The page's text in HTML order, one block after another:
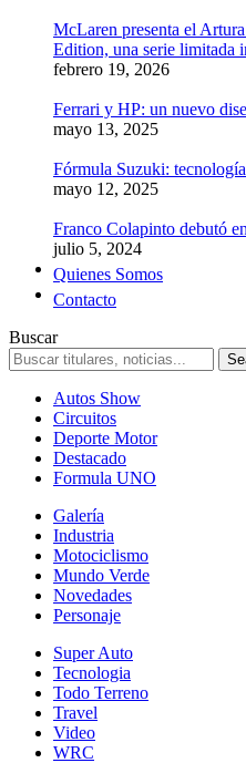
McLaren presenta el
Edition, una serie limitada
febrero 19, 2026
Ferrari y HP: un nuevo
mayo 13, 2025
Fórmula Suzuki:
mayo 12, 2025
Franco Colapinto debutó
julio 5, 2024
Quienes Somos
Contacto
Buscar
Autos Show
Circuitos
Deporte Motor
Destacado
Formula UNO
Galería
Industria
Motociclismo
Mundo Verde
Novedades
Personaje
Super Auto
Tecnologia
Todo Terreno
Travel
Video
WRC